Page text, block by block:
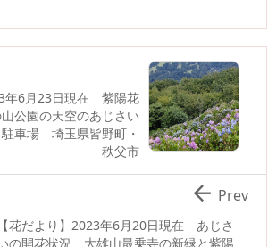
年6月23日現在 紫陽花
公園の天空のあじさい
車場 埼玉県皆野町・
秩父市
【花だより】2023年6月20日現在 あじさ
の開花状況 大雄山最乗寺の新緑と紫陽
 Prev